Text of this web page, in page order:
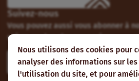
Nous utilisons des cookies pour
analyser des informations sur
l'utilisation du site, et pour
Suivez-nous
Vous pouvez aussi vous abonner à
suivre sur les réseaux sociaux.